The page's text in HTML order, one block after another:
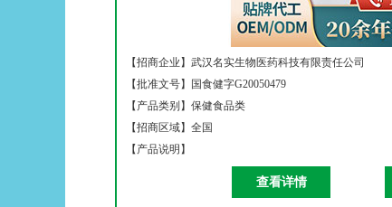
【招商企业】 武汉名实生物医药科技有限责任公司
【批准文号】
国食健字G20050479
【产品类别】 保健食品类
【招商区域】 全国
【产品说明】
查看详情